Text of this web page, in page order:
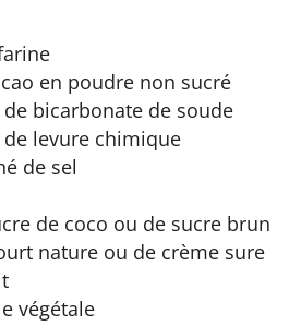
en poudre non sucré
bicarbonate de soude
levure chimique
de sel
de coco ou de sucre brun
nature ou de crème sure
végétale